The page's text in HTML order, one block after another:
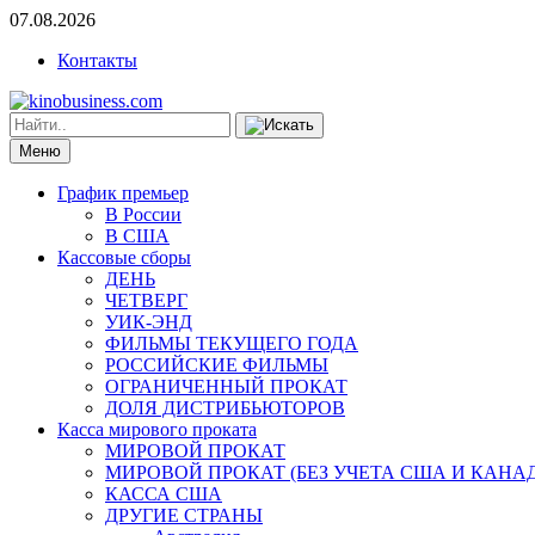
07.08.2026
Контакты
Меню
График премьер
В России
В США
Кассовые сборы
ДЕНЬ
ЧЕТВЕРГ
УИК-ЭНД
ФИЛЬМЫ ТЕКУЩЕГО ГОДА
РОССИЙСКИЕ ФИЛЬМЫ
ОГРАНИЧЕННЫЙ ПРОКАТ
ДОЛЯ ДИСТРИБЬЮТОРОВ
Касса мирового проката
МИРОВОЙ ПРОКАТ
МИРОВОЙ ПРОКАТ (БЕЗ УЧЕТА США И
КАССА США
ДРУГИЕ СТРАНЫ